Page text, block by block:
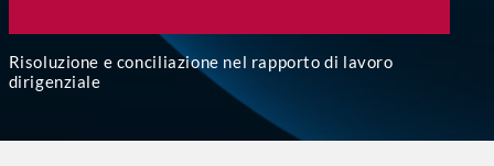
Risoluzione e conciliazione nel rapporto di lavoro
dirigenziale